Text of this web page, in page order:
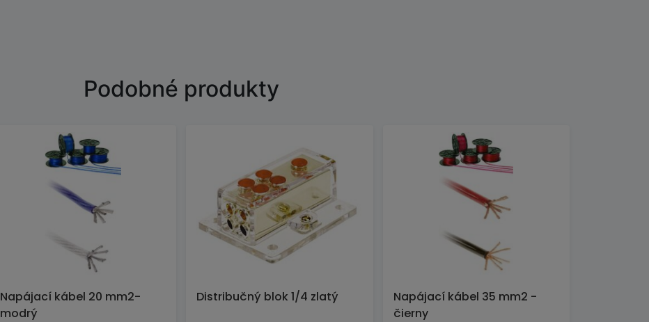
Podobné produkty
Napájací kábel 20 mm2-
modrý
Distribučný blok 1/4 zlatý
Napájací kábel 35 mm2 -
čierny